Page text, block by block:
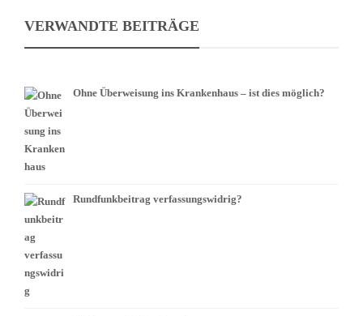
VERWANDTE BEITRÄGE
Ohne Überweisung ins Krankenhaus – ist dies möglich?
Rundfunkbeitrag verfassungswidrig?